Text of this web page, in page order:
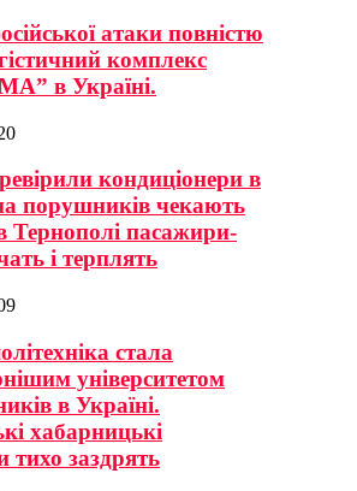
атаки повністю
комплекс
в Україні.
кондиціонери в
порушників чекають
пасажири-
і терплять
стала
університетом
в Україні.
хабарницькі
тихо заздрять